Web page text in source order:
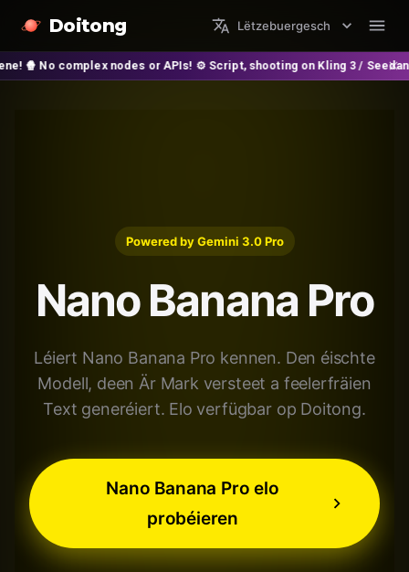
Doitong Lëtzebuergesch
nodes or APIs! ⚙️ Script, shooting on Kling 3 / Seedance 2
Powered by Gemini 3.0 Pro
Nano Banana Pro
Léiert Nano Banana Pro kennen. Den éischte
Modell, deen Är Mark versteet a feelerfräien
Text generéiert. Elo verfügbar op Doitong.
Nano Banana Pro elo
probéieren